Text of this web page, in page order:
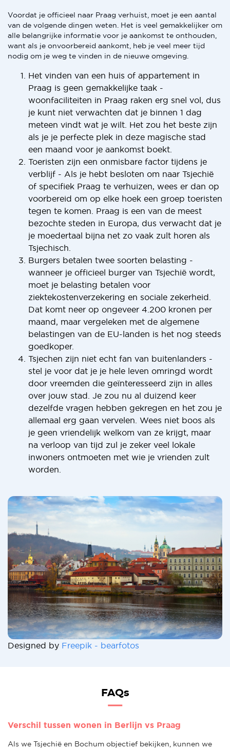
Voordat je officieel naar Praag verhuist, moet je een aantal
van de volgende dingen weten. Het is veel gemakkelijker om
alle belangrijke informatie voor je aankomst te onthouden,
want als je onvoorbereid aankomt, heb je veel meer tijd
nodig om je weg te vinden in de nieuwe omgeving.
Het vinden van een huis of appartement in
Praag is geen gemakkelijke taak -
woonfaciliteiten in Praag raken erg snel vol, dus
je kunt niet verwachten dat je binnen 1 dag
meteen vindt wat je wilt. Het zou het beste zijn
als je je perfecte plek in deze magische stad
een maand voor je aankomst boekt.
Toeristen zijn een onmisbare factor tijdens je
verblijf - Als je hebt besloten om naar Tsjechië
of specifiek Praag te verhuizen, wees er dan op
voorbereid om op elke hoek een groep toeristen
tegen te komen. Praag is een van de meest
bezochte steden in Europa, dus verwacht dat je
je moedertaal bijna net zo vaak zult horen als
Tsjechisch.
Burgers betalen twee soorten belasting -
wanneer je officieel burger van Tsjechië wordt,
moet je belasting betalen voor
ziektekostenverzekering en sociale zekerheid.
Dat komt neer op ongeveer 4.200 kronen per
maand, maar vergeleken met de algemene
belastingen van de EU-landen is het nog steeds
goedkoper.
Tsjechen zijn niet echt fan van buitenlanders -
stel je voor dat je je hele leven omringd wordt
door vreemden die geïnteresseerd zijn in alles
over jouw stad. Je zou nu al duizend keer
dezelfde vragen hebben gekregen en het zou je
allemaal erg gaan vervelen. Wees niet boos als
je geen vriendelijk welkom van ze krijgt, maar
na verloop van tijd zul je zeker veel lokale
inwoners ontmoeten met wie je vrienden zult
worden.
Designed by Freepik - bearfotos
FAQs
Verschil tussen wonen in Berlijn vs Praag
Als we Tsjechië en Bochum objectief bekijken, kunnen we